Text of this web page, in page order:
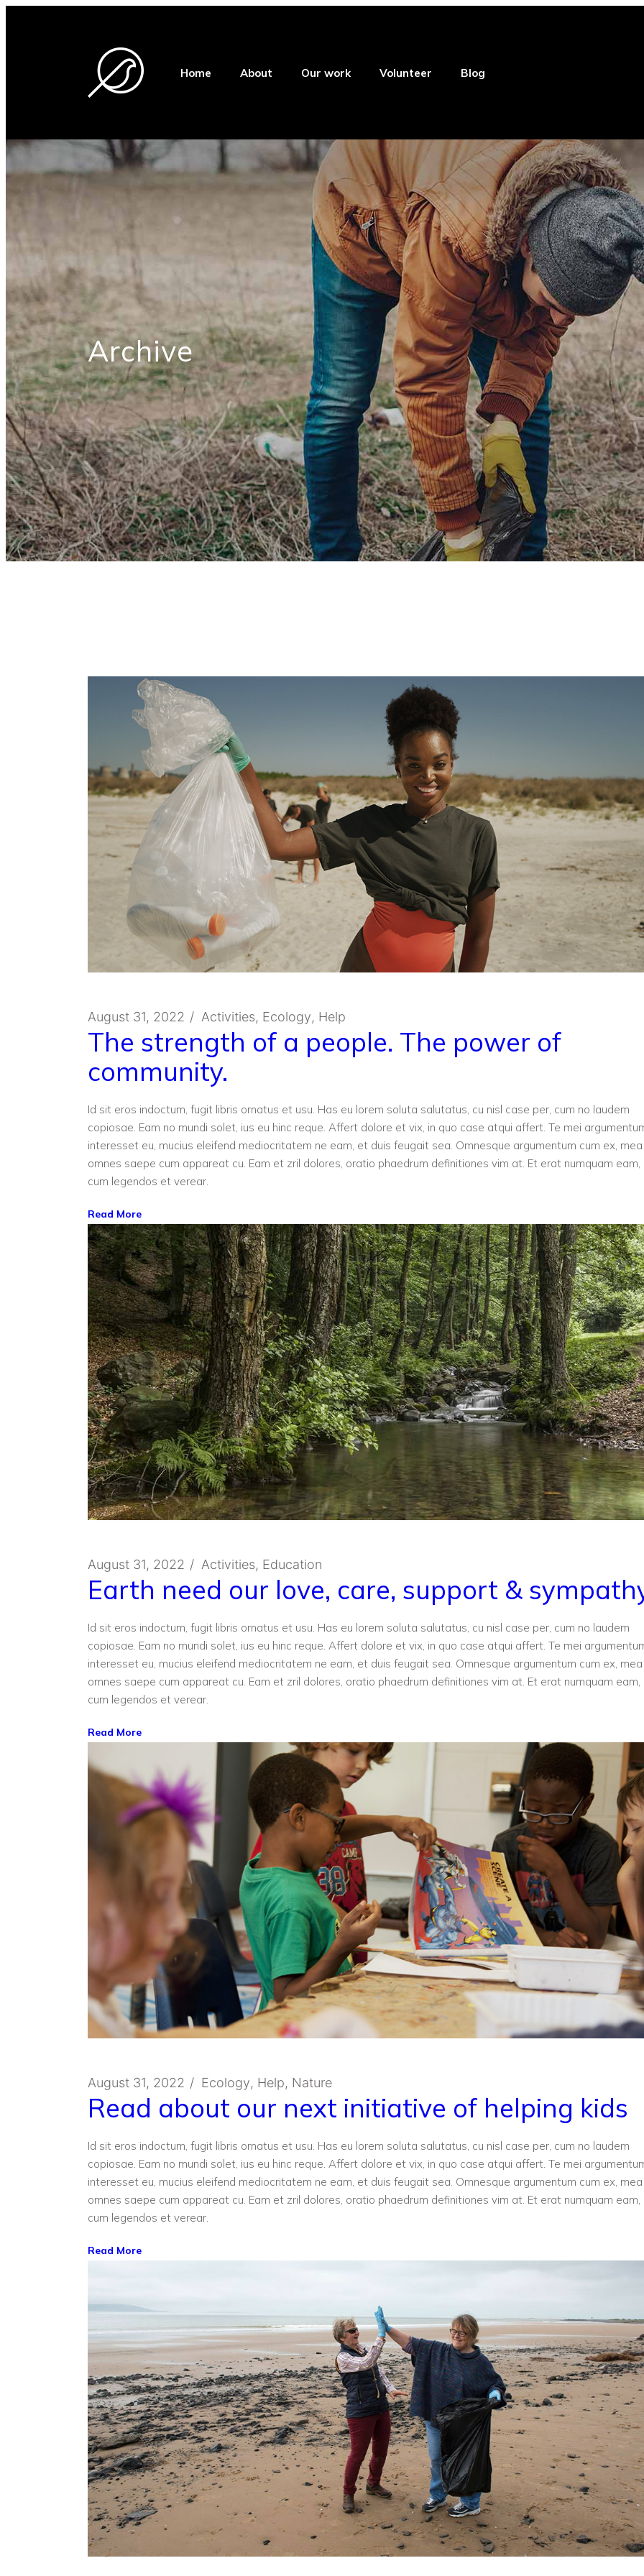
Home About Our work Volunteer Blog
Archive
August 31, 2022 Activities Ecology Help
The strength of a people. The power of
community.
Id sit eros indoctum, fugit libris ornatus et usu. Has eu lorem soluta salutatus, cu nisl case per, cum no laudem
copiosae. Eam no mundi solet, ius eu hinc reque. Affert dolore et vix, in quo case atqui affert. Te mei
interesset eu, mucius eleifend mediocritatem ne eam, et duis feugait sea. Omnesque argumentum cum ex, mea
omnes saepe cum appareat cu. Eam et zril dolores, oratio phaedrum definitiones vim at. Et erat numquam eam,
cum legendos et verear.
Read More
August 31, 2022 Activities Education
Earth need our love, care, support &
Id sit eros indoctum, fugit libris ornatus et usu. Has eu lorem soluta salutatus, cu nisl case per, cum no laudem
copiosae. Eam no mundi solet, ius eu hinc reque. Affert dolore et vix, in quo case atqui affert. Te mei
interesset eu, mucius eleifend mediocritatem ne eam, et duis feugait sea. Omnesque argumentum cum ex, mea
omnes saepe cum appareat cu. Eam et zril dolores, oratio phaedrum definitiones vim at. Et erat numquam eam,
cum legendos et verear.
Read More
August 31, 2022 Ecology Help Nature
Read about our next initiative of helping kids
Id sit eros indoctum, fugit libris ornatus et usu. Has eu lorem soluta salutatus, cu nisl case per, cum no laudem
copiosae. Eam no mundi solet, ius eu hinc reque. Affert dolore et vix, in quo case atqui affert. Te mei
interesset eu, mucius eleifend mediocritatem ne eam, et duis feugait sea. Omnesque argumentum cum ex, mea
omnes saepe cum appareat cu. Eam et zril dolores, oratio phaedrum definitiones vim at. Et erat numquam eam,
cum legendos et verear.
Read More